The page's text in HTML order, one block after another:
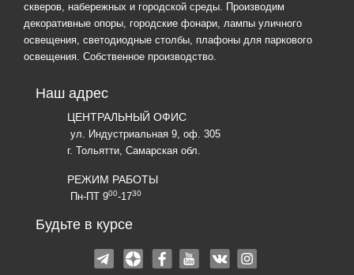
скверов, набережных и городской среды. Производим
декоративные опоры, городские фонари, лампы уличного
освещения, светодиодные столбы, плафоны для паркового
освещения. Собственное производство.
Наш адрес
ЦЕНТРАЛЬНЫЙ ОФИС
ул. Индустриальная 9, оф. 305
г. Тольятти, Самарская обл.
РЕЖИМ РАБОТЫ
Пн-ПТ 900-1730
Будьте в курсе